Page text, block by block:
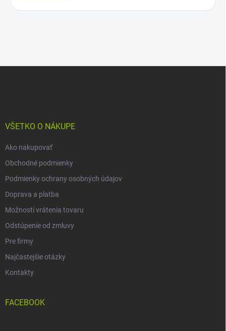
VŠETKO O NÁKUPE
Ako nakupovať
Obchodné podmienky
Podmienky ochrany osobných údajov
Doprava a platba
Možnosti vrátenia tovaru
Odstúpenie od zmluvy
Pre firmy
Najčastejšie otázky
Kontakty
FACEBOOK